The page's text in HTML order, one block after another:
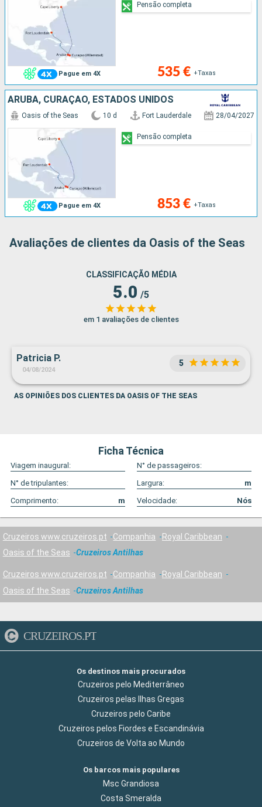
Pague em 4X 535 € +Taxas
Pensão completa
ARUBA, CURAÇAO, ESTADOS UNIDOS
Pague em 4X
Oasis of the Seas 10 d Fort Lauderdale 28/04/2027
853 € +Taxas
Pensão completa
Avaliações de clientes da Oasis of the Seas
CLASSIFICAÇÃO MÉDIA
5.0 /5
em 1 avaliações de clientes
Patricia P.
04/08/2024
5
AS OPINIÕES DOS CLIENTES DA OASIS OF THE SEAS
Ficha Técnica
Viagem inaugural:
N° de passageiros:
N° de tripulantes:
Largura:
m
Comprimento:
m Velocidade: Nós
Cruzeiros www.cruzeiros.pt Companhia
Royal Caribbean
Oasis of the Seas
Cruzeiros Antilhas
Cruzeiros www.cruzeiros.pt Companhia
Royal Caribbean
Oasis of the Seas
Cruzeiros Antilhas
CRUZEIROS.PT
Os destinos mais procurados
Cruzeiros pelo Mediterrâneo
Cruzeiros pelas Ilhas Gregas
Cruzeiros pelo Caribe
Cruzeiros pelos Fiordes e Escandinávia
Cruzeiros de Volta ao Mundo
Os barcos mais populares
Msc Grandiosa
Costa Smeralda